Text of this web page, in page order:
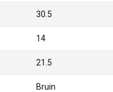
30.5
14
21.5
Bruin